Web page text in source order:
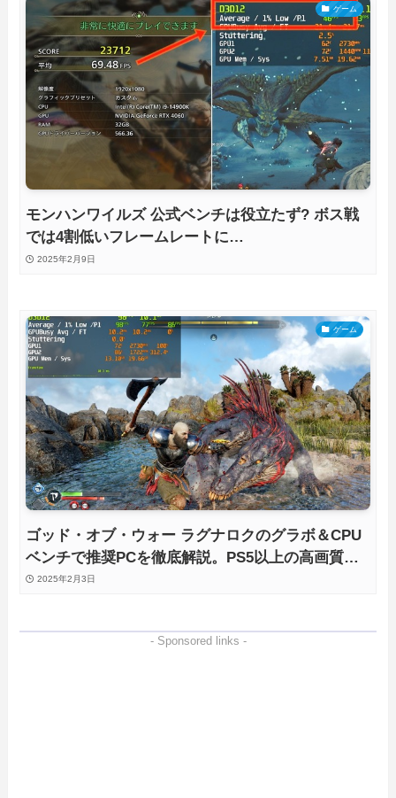
ゲーム
モンハンワイルズ 公式ベンチは役立たず? ボス戦
では4割低いフレームレートに…
2025年2月9日
ゲーム
ゴッド・オブ・ウォー ラグナロクのグラボ＆CPU
ベンチで推奨PCを徹底解説。PS5以上の高画質、
高FPSで快適にプレイできる環境は？
2025年2月3日
- Sponsored links -